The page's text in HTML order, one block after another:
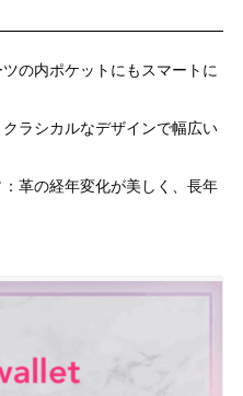
ツの内ポケットにもスマートに
クラシカルなデザインで幅広い
：革の経年変化が美しく、長年